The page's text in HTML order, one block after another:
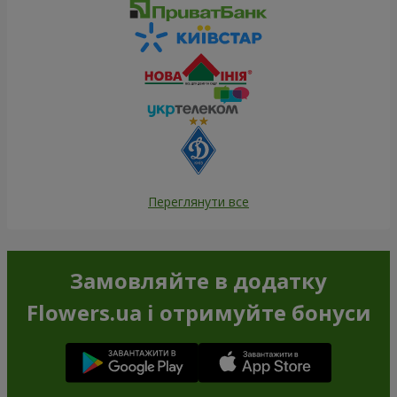
Переглянути все
Замовляйте в додатку
Flowers.ua і отримуйте бонуси